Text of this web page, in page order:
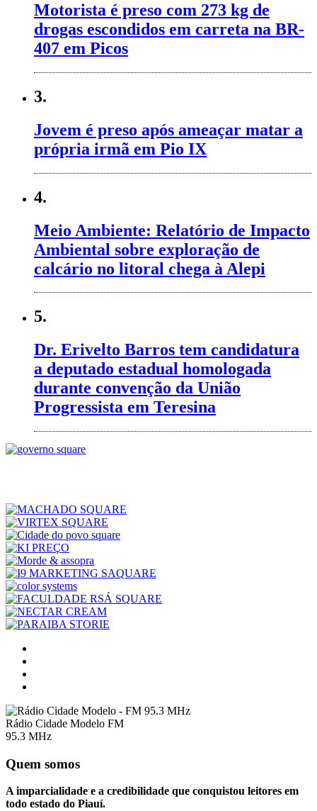
Motorista é preso com 273 kg de
drogas escondidos em carreta na BR-
407 em Picos
3.
Jovem é preso após ameaçar matar a
própria irmã em Pio IX
4.
Meio Ambiente: Relatório de Impacto
Ambiental sobre exploração de
calcário no litoral chega à Alepi
5.
Dr. Erivelto Barros tem candidatura
a deputado estadual homologada
durante convenção da União
Progressista em Teresina
Rádio Cidade Modelo FM
95.3 MHz
Quem somos
A imparcialidade e a credibilidade que conquistou leitores em
todo estado do Piauí.